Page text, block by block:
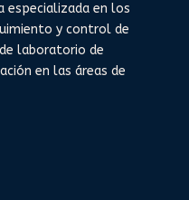
especializada en los
y control de
laboratorio de
en las áreas de